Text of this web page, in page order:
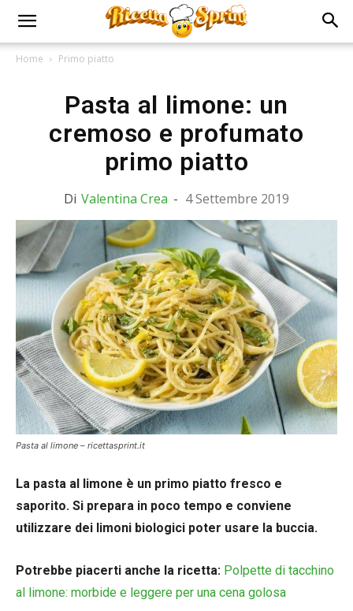
Home Primo piatto
Pasta al limone: un
cremoso e profumato
primo piatto
Di Valentina Crea - 4 Settembre 2019
Pasta al limone – ricettasprint.it
La pasta al limone è un primo piatto fresco e
saporito. Si prepara in poco tempo e conviene
utilizzare dei limoni biologici poter usare la buccia.
Potrebbe piacerti anche la ricetta: Polpette di tacchino
al limone: morbide e leggere per una cena golosa